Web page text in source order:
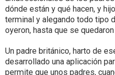
dónde están y qué hacen, y
terminal y alegando todo tipo
oyeron, hasta que se
Un padre británico, harto de
desarrollado una aplicación
permite que unos padres,